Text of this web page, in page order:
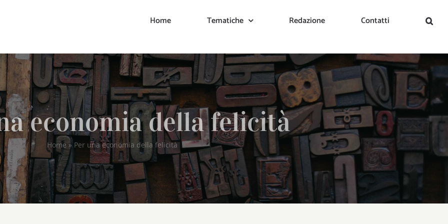
Home Tematiche Redazione Contatti
economia della felicità
Home» Per una economia della felicità